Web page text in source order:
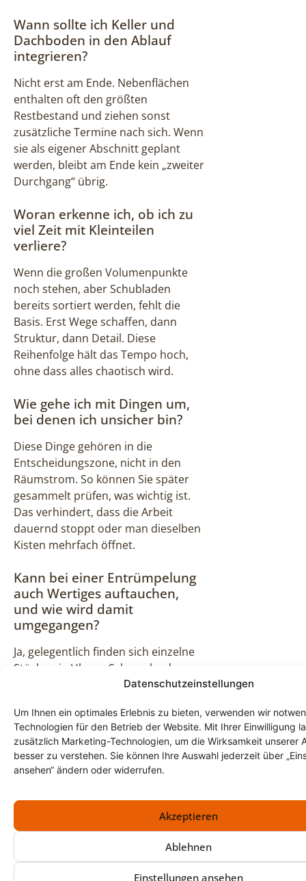
Datenschutzeinstellungen
Um Ihnen ein optimales Erlebnis zu bieten, verwenden wir
Technologien für den Betrieb der Website. Mit Ihrer Einwilligung
zusätzlich Marketing-Technologien, um die Wirksamkeit unserer
besser zu verstehen. Sie können Ihre Auswahl jederzeit über
ansehen“ ändern oder widerrufen.
Akzeptieren
Ablehnen
Einstellungen ansehen
Wann sollte ich Keller und
Dachboden in den Ablauf
integrieren?
Nicht erst am Ende. Nebenflächen
enthalten oft den größten
Restbestand und ziehen sonst
zusätzliche Termine nach sich. Wenn
sie als eigener Abschnitt geplant
werden, bleibt am Ende kein „zweiter
Durchgang“ übrig.
Woran erkenne ich, ob ich zu
viel Zeit mit Kleinteilen
verliere?
Wenn die großen Volumenpunkte
noch stehen, aber Schubladen
bereits sortiert werden, fehlt die
Basis. Erst Wege schaffen, dann
Struktur, dann Detail. Diese
Reihenfolge hält das Tempo hoch,
ohne dass alles chaotisch wird.
Wie gehe ich mit Dingen um,
bei denen ich unsicher bin?
Diese Dinge gehören in die
Entscheidungszone, nicht in den
Räumstrom. So können Sie später
gesammelt prüfen, was wichtig ist.
Das verhindert, dass die Arbeit
dauernd stoppt oder man dieselben
Kisten mehrfach öffnet.
Kann bei einer Entrümpelung
auch Wertiges auftauchen,
und wie wird damit
umgegangen?
Ja, gelegentlich finden sich einzelne
Stücke wie Uhren, Schmuck oder
Silber. Damit das nicht alles
interessante Teile früh separiert und
gesichert. Der restliche Ablauf läuft
weiter, sodass die Entrümpelung
planbar bleibt.
Was sind typische Stellen, die
nach einer Entrümpelung
noch übersehen werden?
Oft bleiben Inhalte in Abseiten, auf
Schrankoberseiten, hinter